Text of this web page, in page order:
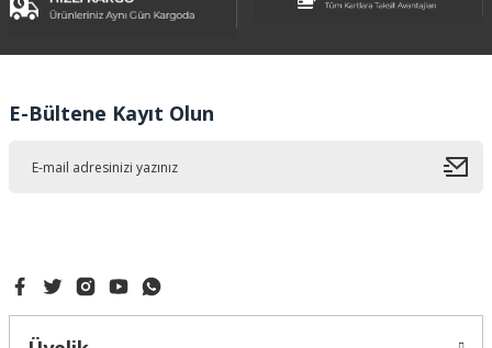
Ürün bilgilerinde hatalar bulunuyor.
Bu ürüne benzer farklı alternatifler olmalı.
E-Bültene Kayıt Olun